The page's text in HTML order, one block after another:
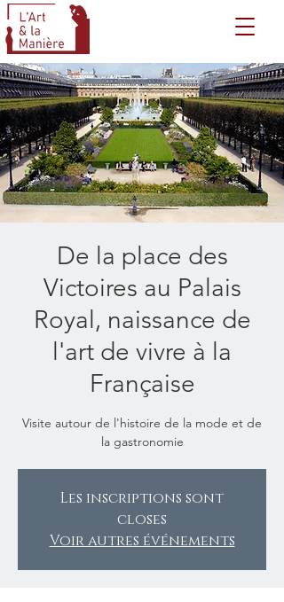
De la place des
Victoires au Palais
Royal, naissance de
l'art de vivre à la
Française
Visite autour de l'histoire de la mode et de
la gastronomie
Les inscriptions sont
closes
Voir autres événements